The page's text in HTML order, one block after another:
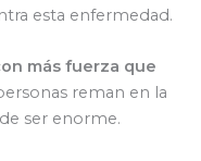
esta enfermedad.
más fuerza que
reman en la
ser enorme.